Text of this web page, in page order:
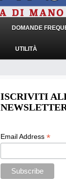
DOMANDE
UTILITÀ
ISCRIVITI
Email Address *